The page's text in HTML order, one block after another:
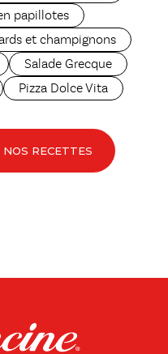
papillotes
et champignons
Salade Grecque
Pizza Dolce Vita
RECETTES